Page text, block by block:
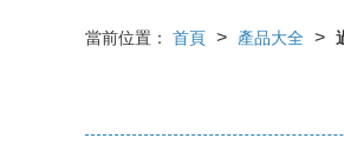
當前位置： 首頁 > 產品大全 >